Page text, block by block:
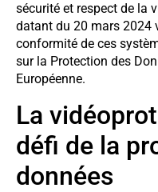
sécurité et respect de la
datant du 20 mars 2024
conformité de ces
sur la Protection des
Européenne.
La
défi de la
données